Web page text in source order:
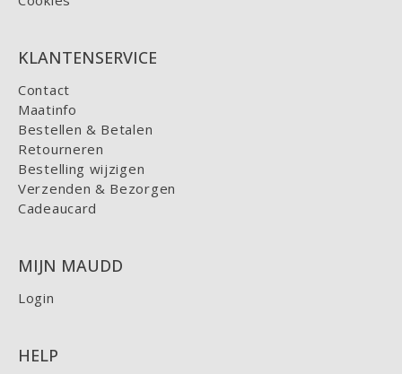
KLANTENSERVICE
Contact
Maatinfo
Bestellen & Betalen
Retourneren
Bestelling wijzigen
Verzenden & Bezorgen
Cadeaucard
MIJN MAUDD
Login
HELP